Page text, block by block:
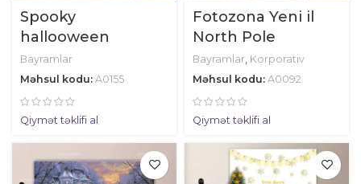
Spooky
hallooween
Bayramlar
Məhsul kodu: A0155
Qiymət təklifi al
Fotozona Yeni il
North Pole
Bayramlar, Korporativ
Məhsul kodu: A0092
Qiymət təklifi al